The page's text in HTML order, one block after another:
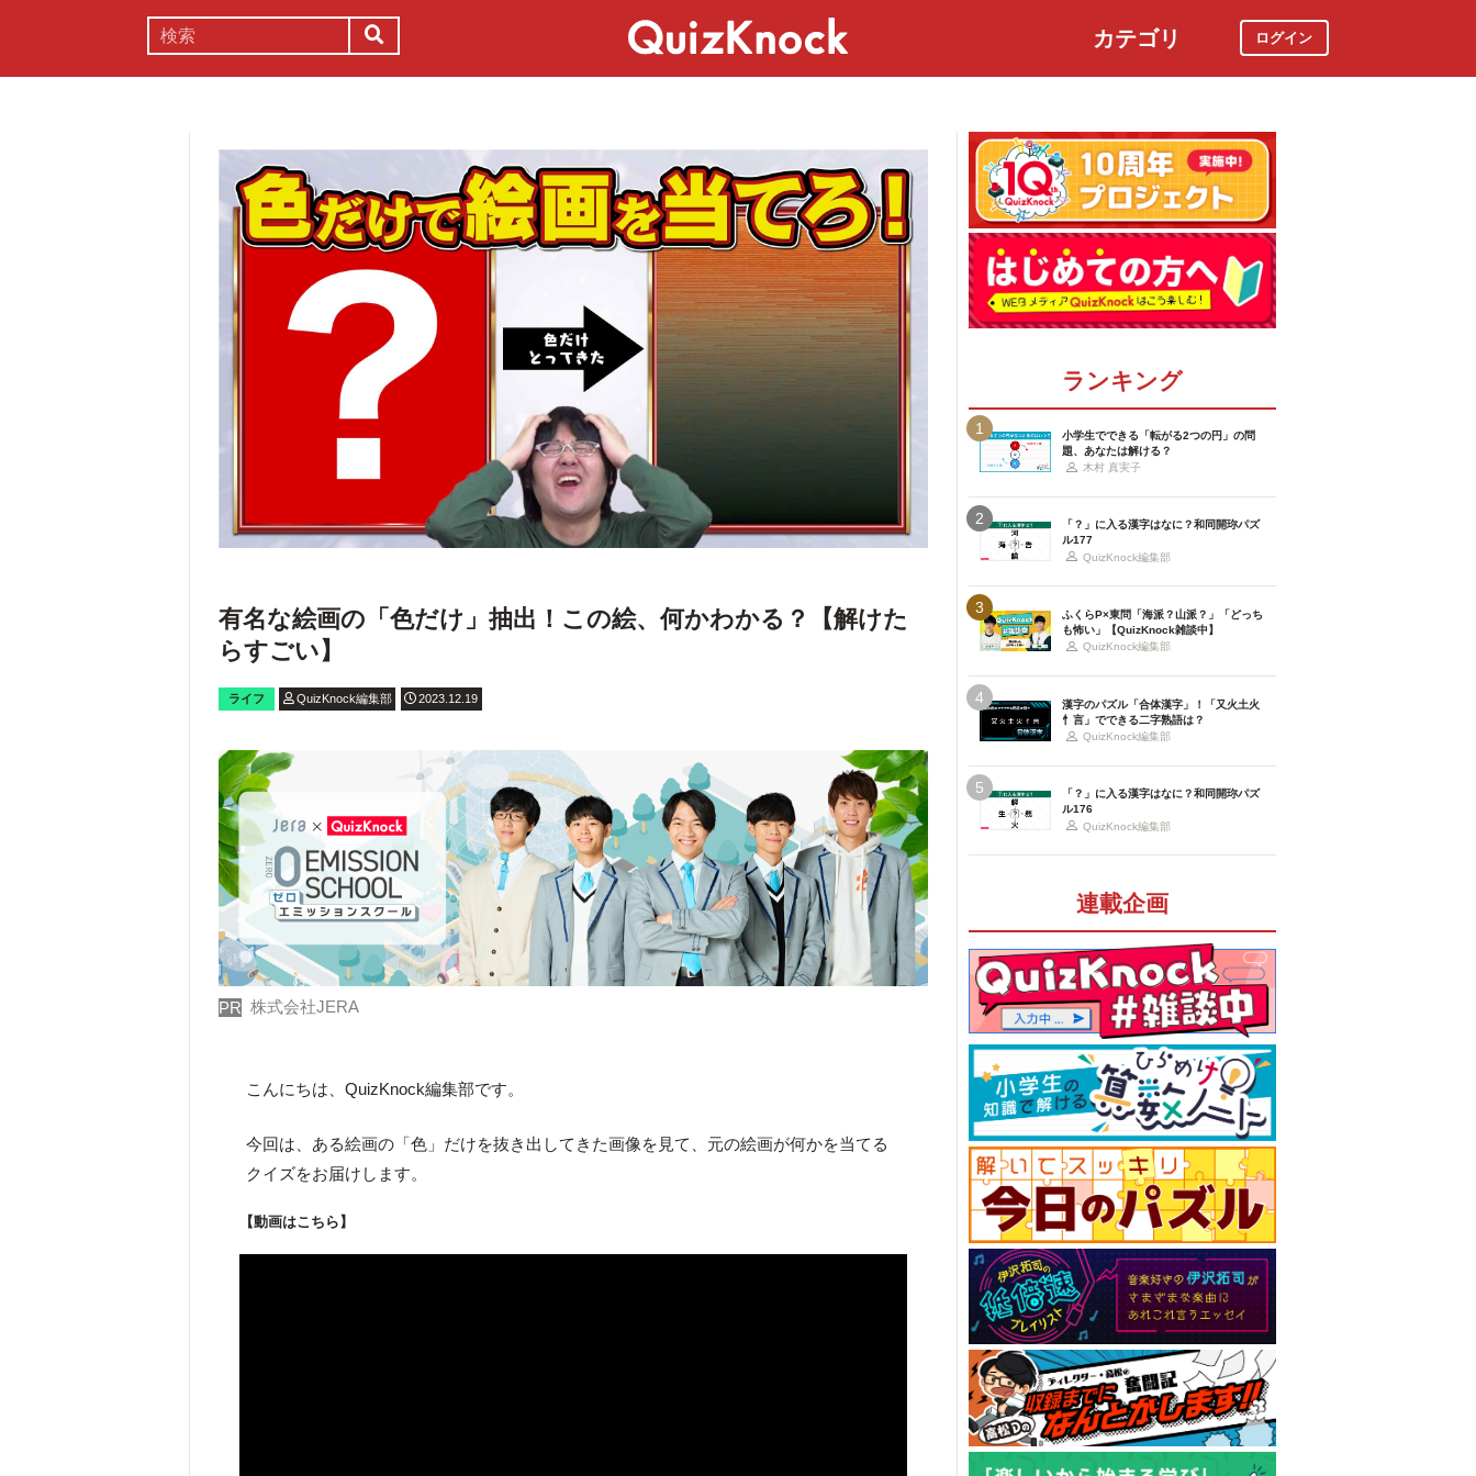
カテゴリ ログイン
有名な絵画の「色だけ」抽出！この絵、何かわかる？【解けた
らすごい】
ライフ QuizKnock編集部 2023.12.19
PR 株式会社JERA
こんにちは、QuizKnock編集部です。
今回は、ある絵画の「色」だけを抜き出してきた画像を見て、元の絵画が何かを当てる
クイズをお届けします。
【動画はこちら】
ランキング
1
小学生でできる「転がる2つの円」の問
題、あなたは解ける？
木村 真実子
2
「？」に入る漢字はなに？和同開珎パズ
ル177
QuizKnock編集部
3
ふくらP×東問「海派？山派？」「どっち
も怖い」【QuizKnock雑談中】
QuizKnock編集部
4
漢字のパズル「合体漢字」！「又火土火
忄言」でできる二字熟語は？
QuizKnock編集部
5
「？」に入る漢字はなに？和同開珎パズ
ル176
QuizKnock編集部
連載企画